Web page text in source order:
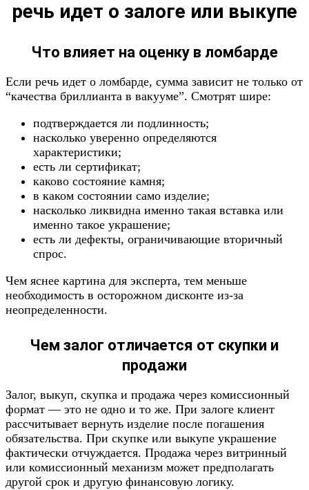
речь идет о залоге или выкупе
Что влияет на оценку в ломбарде
Если речь идет о ломбарде, сумма зависит не только от
“качества бриллианта в вакууме”. Смотрят шире:
подтверждается ли подлинность;
насколько уверенно определяются
характеристики;
есть ли сертификат;
каково состояние камня;
в каком состоянии само изделие;
насколько ликвидна именно такая вставка или
именно такое украшение;
есть ли дефекты, ограничивающие вторичный
спрос.
Чем яснее картина для эксперта, тем меньше
необходимость в осторожном дисконте из-за
неопределенности.
Чем залог отличается от скупки и
продажи
Залог, выкуп, скупка и продажа через комиссионный
формат — это не одно и то же. При залоге клиент
рассчитывает вернуть изделие после погашения
обязательства. При скупке или выкупе украшение
фактически отчуждается. Продажа через витринный
или комиссионный механизм может предполагать
другой срок и другую финансовую логику.